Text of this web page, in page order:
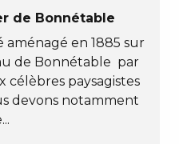
de Bonnétable
aménagé en 1885 sur
de Bonnétable par
célèbres paysagistes
devons notamment